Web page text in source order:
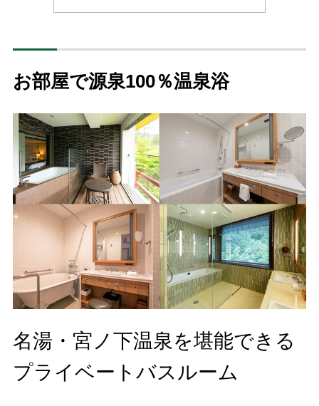
お部屋で源泉100％温泉浴
名湯・宮ノ下温泉を堪能できる
プライベートバスルーム